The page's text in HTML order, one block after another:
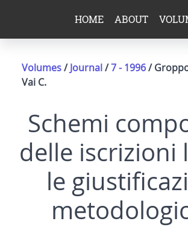
HOME ABOUT
Volumes/Journal/7 - 1996/
Vai C.
Schemi
delle iscrizioni
le